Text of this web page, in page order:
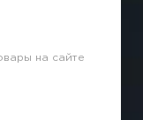
на сайте